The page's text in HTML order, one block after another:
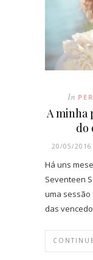
In
A minha
do
20/05/2016
Há uns
Seventeen
uma
das